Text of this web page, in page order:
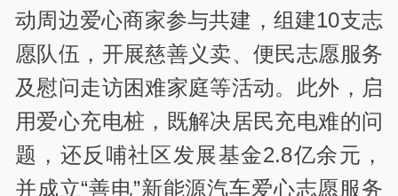
动周边爱心商家参与共建，组建10支志
愿队伍，开展慈善义卖、便民志愿服务
及慰问走访困难家庭等活动。此外，启
用爱心充电桩，既解决居民充电难的问
题，还反哺社区发展基金2.8亿余元，
并成立“善电”新能源汽车爱心志愿服务